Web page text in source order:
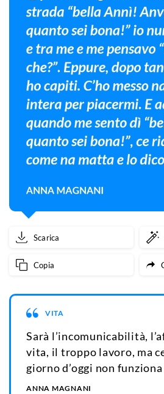
Scarica
Copia
VITA
Sarà l’incomunicabilità,
vita, il troppo lavoro, ma
giorno d’oggi non
ANNA MAGNANI